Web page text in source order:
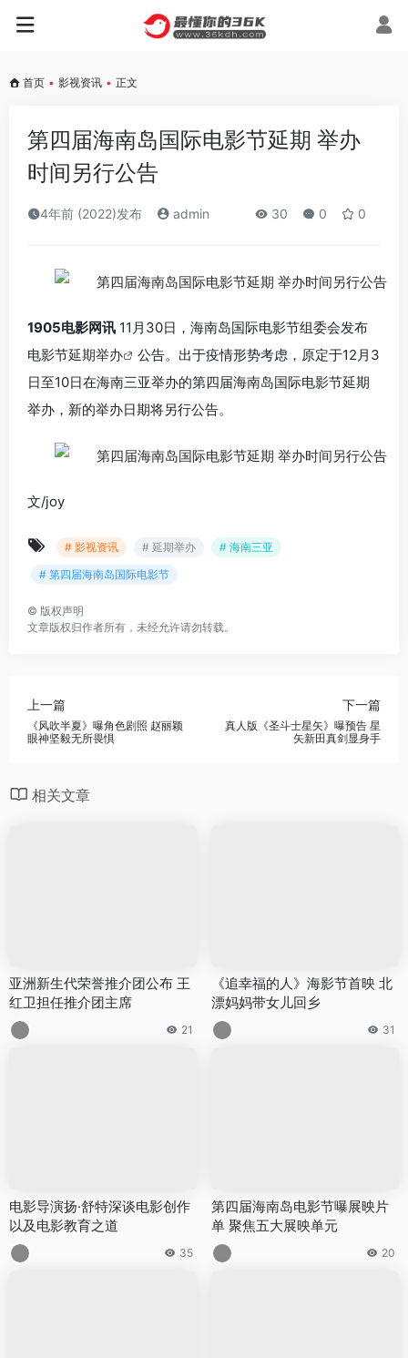
首页 • 影视资讯 • 正文
第四届海南岛国际电影节延期 举办
时间另行公告
4年前 (2022)发布 admin 30 0 0
1905电影网讯 11月30日，海南岛国际电影节组委会发布
电影节延期举办
公告。出于疫情形势考虑，原定于12月3
日至10日在海南三亚举办的第四届海南岛国际电影节延期
举办，新的举办日期将另行公告。
文/joy
# 影视资讯 # 延期举办
# 海南三亚
# 第四届海南岛国际电影节
© 版权声明
文章版权归作者所有，未经允许请勿转载。
上一篇
《风吹半夏》曝角色剧照 赵丽颖
眼神坚毅无所畏惧
下一篇
真人版《圣斗士星矢》曝预告 星
矢新田真剑显身手
相关文章
亚洲新生代荣誉推介团公布 王
红卫担任推介团主席
21
《追幸福的人》海影节首映 北
漂妈妈带女儿回乡
31
电影导演扬·舒特深谈电影创作
以及电影教育之道
35
第四届海南岛电影节曝展映片
单 聚焦五大展映单元
20